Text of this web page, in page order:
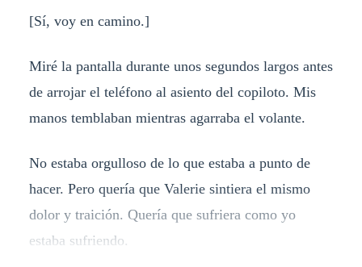
[Sí, voy en camino.]
Miré la pantalla durante unos segundos largos antes
de arrojar el teléfono al asiento del copiloto. Mis
manos temblaban mientras agarraba el volante.
No estaba orgulloso de lo que estaba a punto de
hacer. Pero quería que Valerie sintiera el mismo
dolor y traición. Quería que sufriera como yo
estaba sufriendo.